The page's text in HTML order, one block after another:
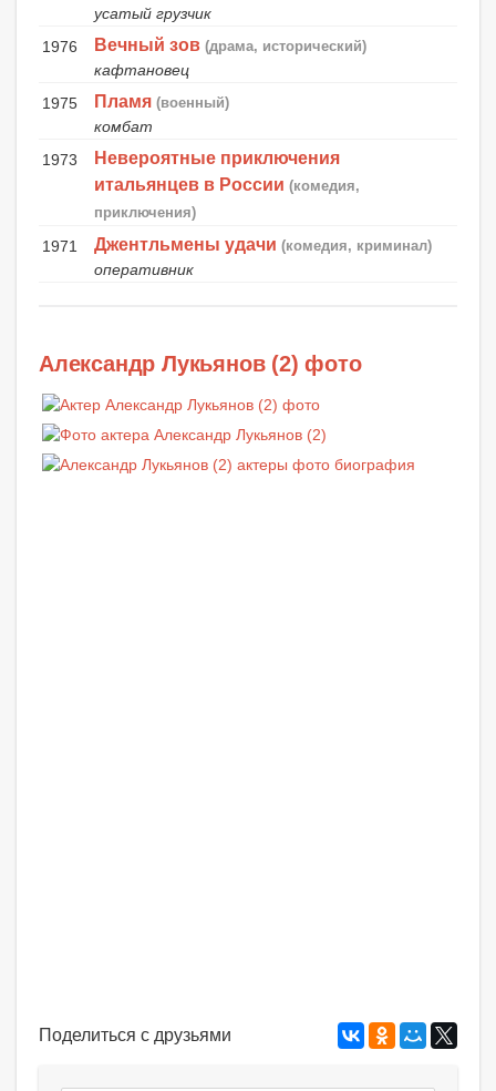
усатый грузчик
1976
Вечный зов (драма, исторический)
кафтановец
1975
Пламя (военный)
комбат
1973
Невероятные приключения
итальянцев в России (комедия,
приключения)
1971 Джентльмены удачи (комедия, криминал)
оперативник
Александр Лукьянов (2) фото
Поделиться с друзьями